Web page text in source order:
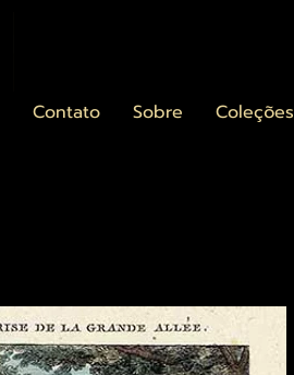
Contato Sobre Coleções